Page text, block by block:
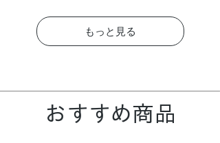
もっと見る
​おすすめ商品